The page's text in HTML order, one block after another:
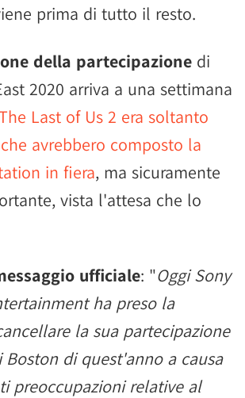
prima di tutto il resto.
della partecipazione di
2020 arriva a una settimana
Last of Us 2 era soltanto
avrebbero composto la
in fiera, ma sicuramente
vista l'attesa che lo
ufficiale: "Oggi Sony
ha preso la
la sua partecipazione
Boston di quest'anno a causa
preoccupazioni relative al